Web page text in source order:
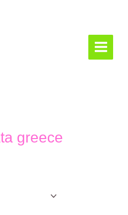
greece